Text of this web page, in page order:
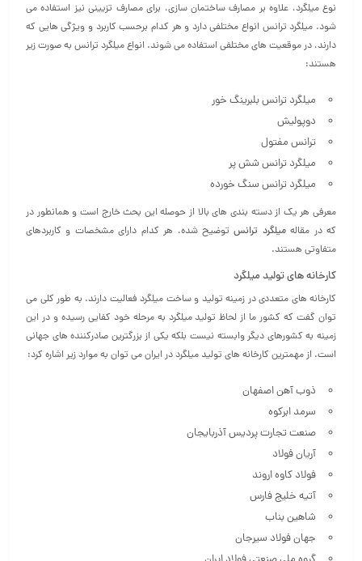
نوع میلگرد، علاوه بر مصارف ساختمان‌ سازی، برای مصارف تزیینی نیز استفاده می‌
شود. میلگرد ترانس انواع مختلفی دارد و هر کدام برحسب کاربرد و ویژگی هایی که
دارند، در موقعیت های مختلفی استفاده می‌ شوند. انواع میلگرد ترانس به صورت زیر
هستند:
میلگرد ترانس بلبرینگ خور
دوپولیش
ترانس مفتول
میلگرد ترانس شش پر
میلگرد ترانس سنگ خورده
معرفی هر یک از دسته بندی های بالا از حوصله این بحث خارج است و همانطور در
که در مقالهمیلگرد ترانستوضیح شده، هر کدام دارای مشخصات و کاربردهای
متفاوتی هستند.
کارخانه‌ های تولید میلگرد
کارخانه‌ های متعددی در زمینه تولید و ساخت میلگرد فعالیت دارند. به طور کلی می‌
توان گفت که کشور ما از لحاظ تولید میلگرد به مرحله خود کفایی رسیده و در این
زمینه به کشورهای دیگر وابسته نیست بلکه یکی از بزرگترین صادرکننده های جهانی
است. از مهمترین کارخانه‌ های تولید میلگرد در ایران می توان به موارد زیر اشاره کرد:
ذوب آهن اصفهان
سرمد ابرکوه
صنعت تجارت پردیس آذربایجان
آریان فولاد
فولاد کاوه اروند
آتیه خلیج فارس
شاهین بناب
جهان فولاد سیرجان